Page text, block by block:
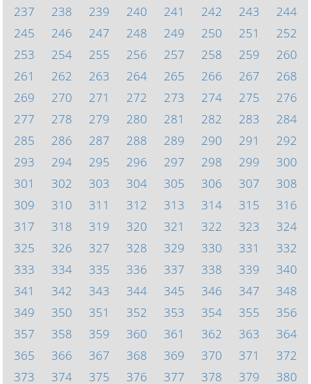
237
238 239 240 241 242 243
244
245
246 247 248 249 250 251
252
253
254 255 256 257 258 259
260
261
262 263 264 265 266 267
268
269
270 271 272 273 274 275
276
277
278 279 280 281 282 283
284
285
286 287 288 289 290 291
292
293
294 295 296 297 298 299
300
301
302 303 304 305 306 307
308
309
310 311 312 313 314 315
316
317
318 319 320 321 322 323
324
325
326 327 328 329 330 331
332
333
334 335 336 337 338 339
340
341
342 343 344 345 346 347
348
349
350 351 352 353 354 355
356
357
358 359 360 361 362 363
364
365
366 367 368 369 370 371
372
373
374 375 376 377 378 379 380